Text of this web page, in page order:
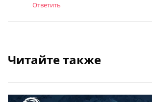
Ответить
Читайте также